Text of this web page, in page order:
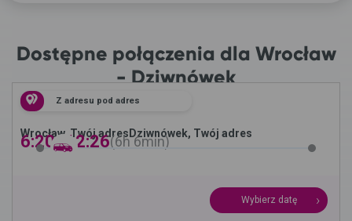
Dostępne połączenia dla Wrocław
- Dziwnówek
Z adresu pod adres
Wrocław, Twój adres Dziwnówek, Twój adres
6:20 -12:26 6h6min
Wybierz datę